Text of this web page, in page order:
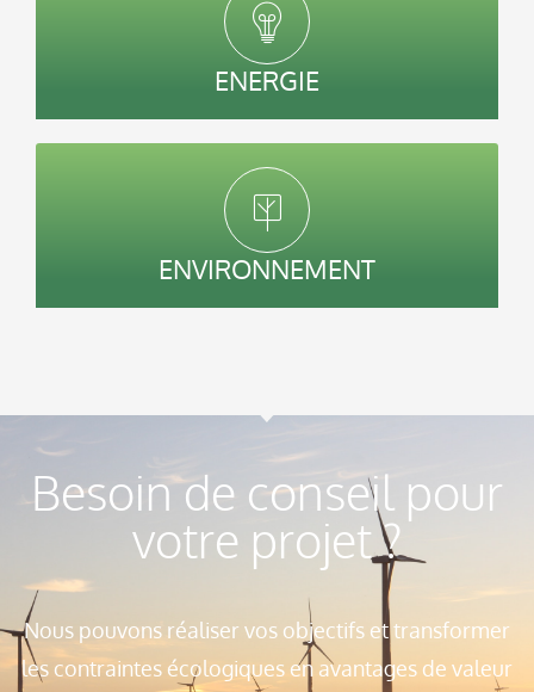
ENERGIE
ENVIRONNEMENT
Besoin de conseil pour
votre projet ?
Nous pouvons réaliser vos objectifs et transformer
les contraintes écologiques en avantages de valeur